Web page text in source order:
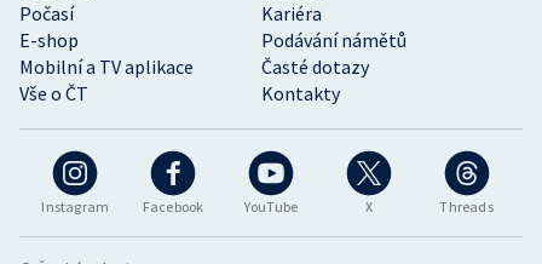
Instagram Facebook YouTube X Threads
Počasí
Kariéra
E-shop
Podávání námětů
Mobilní a TV aplikace
Časté dotazy
Vše o ČT
Kontakty